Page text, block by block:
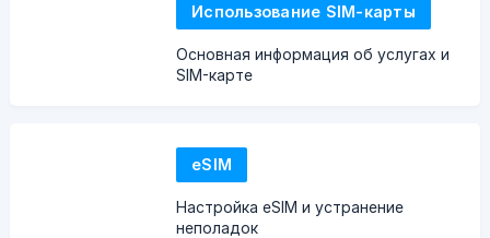
Использование SIM-карты
Основная информация об услугах и
SIM-карте
eSIM
Настройка eSIM и устранение
неполадок